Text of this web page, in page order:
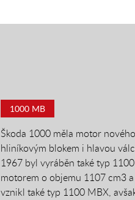
1000 MB
Škoda 1000 měla motor
hliníkovým blokem i hlavou
1967 byl vyráběn také typ
motorem o objemu 1107 cm3
vznikl také typ 1100 MBX,